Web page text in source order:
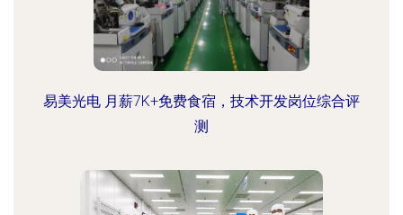
易美光电 月薪7K+免费食宿，技术开发岗位综合评
测